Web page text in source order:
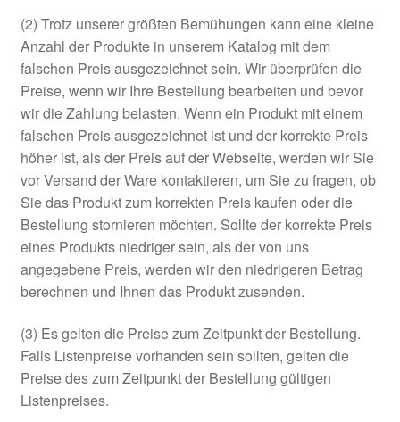
(2) Trotz unserer größten Bemühungen kann eine kleine
Anzahl der Produkte in unserem Katalog mit dem
falschen Preis ausgezeichnet sein. Wir überprüfen die
Preise, wenn wir Ihre Bestellung bearbeiten und bevor
wir die Zahlung belasten. Wenn ein Produkt mit einem
falschen Preis ausgezeichnet ist und der korrekte Preis
höher ist, als der Preis auf der Webseite, werden wir Sie
vor Versand der Ware kontaktieren, um Sie zu fragen, ob
Sie das Produkt zum korrekten Preis kaufen oder die
Bestellung stornieren möchten. Sollte der korrekte Preis
eines Produkts niedriger sein, als der von uns
angegebene Preis, werden wir den niedrigeren Betrag
berechnen und Ihnen das Produkt zusenden.
(3) Es gelten die Preise zum Zeitpunkt der Bestellung.
Falls Listenpreise vorhanden sein sollten, gelten die
Preise des zum Zeitpunkt der Bestellung gültigen
Listenpreises.